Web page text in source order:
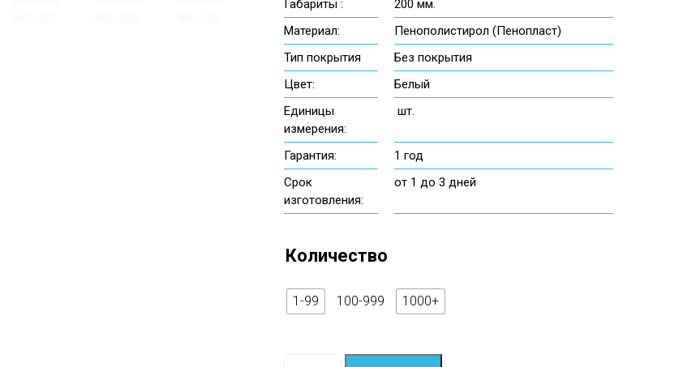
Габариты :
200 мм.
Материал:
Пенополистирол (Пенопласт)
Тип покрытия
Без покрытия
Цвет:
Белый
Единицы
измерения:
шт.
Гарантия:
1 год
Срок
изготовления:
от 1 до 3 дней
Количество
1-99 100-999 1000+